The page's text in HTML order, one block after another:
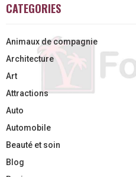
CATEGORIES
Animaux de compagnie
Architecture
Art
Attractions
Auto
Automobile
Beauté et soin
Blog